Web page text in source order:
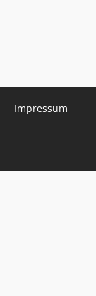
Impressum